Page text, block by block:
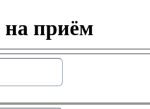
на приём